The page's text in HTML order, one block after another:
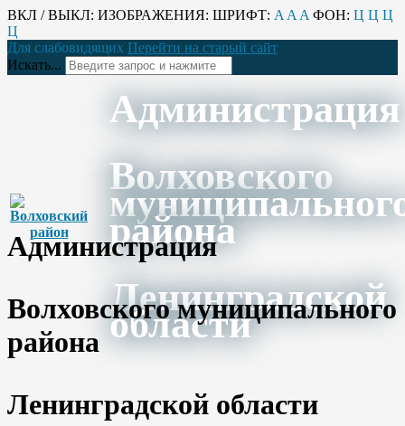
ВКЛ / ВЫКЛ: ИЗОБРАЖЕНИЯ: ШРИФТ: A A A ФОН: Ц Ц Ц
Ц
Для слабовидящих Перейти на старый сайт
Искать...
Администрация
Волховского
района
Ленинградской
области
Администрация
Волховского муниципального
района
Ленинградской области